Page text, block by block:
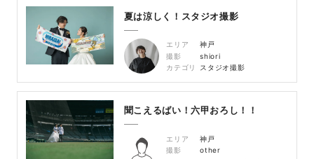
夏は涼しく！スタジオ撮影
エリア
神戸
撮影
shiori
カテゴリ
スタジオ撮影
聞こえるばい！六甲おろし！！
エリア
神戸
撮影
other